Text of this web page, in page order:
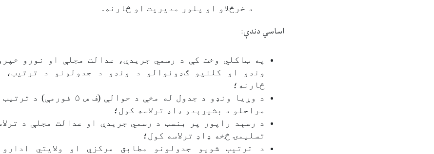
د خرڅلاو او پلور مدیریت او څارنه.
اساسي دندې:
په ټاکلي وخت کې د رسمي جریدې، عدالت مجلې او نورو
ونډو او کلنیو ګډونوالو د ونډو د جدولونو د ترتیب،
څارنه؛
د وړیا ونډو د جدول له مخې د حوالې (ف
مراحلو د بشپړېدو ډاډ ترلاسه کول؛
د رسېد راپور پر بنسټ د رسمي جریدې او عدالت مجلې د
تسلیمۍ څخه ډاډ ترلاسه کول؛
د ترتیب شویو جدولونو مطابق مرکزي او ولایتي